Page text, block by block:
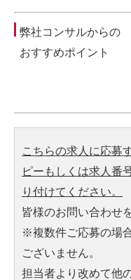
弊社コンサルからの
おすすめポイント
こちらの求人に応募
ピーもしくは求人番
り付けてください。
皆様のお問い合わせ
※複数件ご応募の場
ございません。
担当者より改めて他